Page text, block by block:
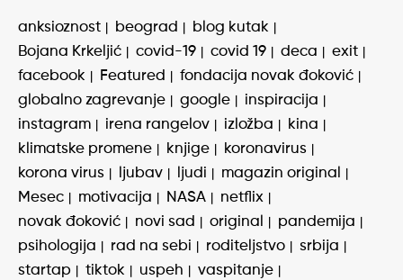
anksioznost beograd
blog kutak
Bojana Krkeljić
covid-19 covid 19 deca
exit
facebook
Featured
fondacija novak đoković
globalno zagrevanje
google
inspiracija
instagram
irena rangelov izložba
kina
klimatske promene
knjige
koronavirus
korona virus
ljubav ljudi
magazin original
Mesec
motivacija NASA
netflix
novak đoković
novi sad original
pandemija
psihologija
rad na sebi roditeljstvo
srbija
startap
tiktok uspeh
vaspitanje